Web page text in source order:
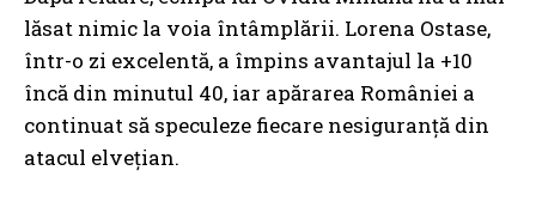
lăsat nimic la voia întâmplării. Lorena Ostase,
într-o zi excelentă, a împins avantajul la +10
încă din minutul 40, iar apărarea României a
continuat să speculeze fiecare nesiguranță din
atacul elvețian.